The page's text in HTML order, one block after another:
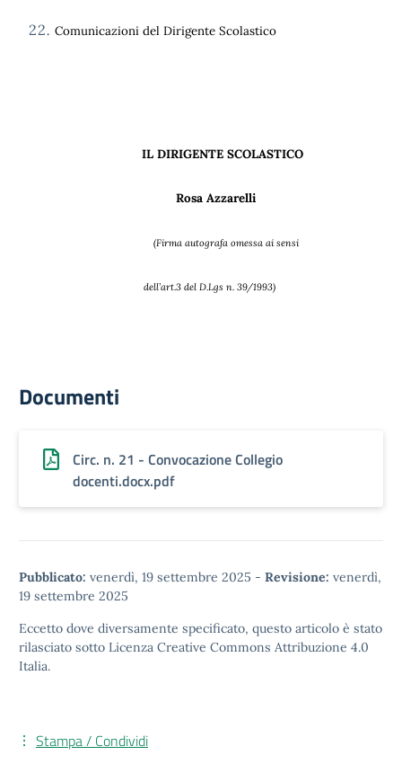
Comunicazioni del Dirigente Scolastico
IL DIRIGENTE SCOLASTICO
Rosa Azzarelli
(Firma autografa omessa ai sensi
dell’art.3 del D.Lgs n. 39/1993)
Documenti
Circ. n. 21 - Convocazione Collegio
docenti.docx.pdf
Pubblicato: venerdì, 19 settembre 2025 - Revisione: venerdì,
19 settembre 2025
Eccetto dove diversamente specificato, questo articolo è stato
rilasciato sotto Licenza Creative Commons Attribuzione 4.0
Italia.
Stampa / Condividi